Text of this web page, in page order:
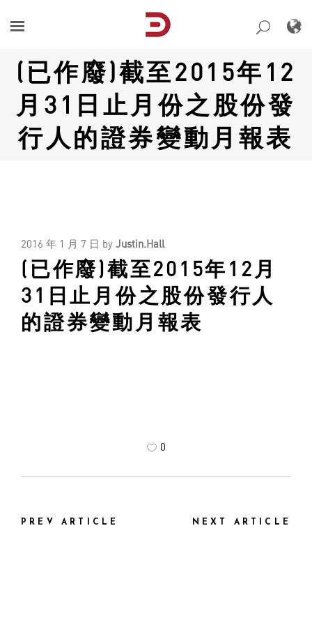
content
(已作廢)截至2015年12
月31日止月份之股份發
行人的證券變動月報表
2016 年 1 月 7 日 by Justin.Hall
(已作廢)截至2015年12月
31日止月份之股份發行人
的證券變動月報表
0
PREV ARTICLE NEXT ARTICLE